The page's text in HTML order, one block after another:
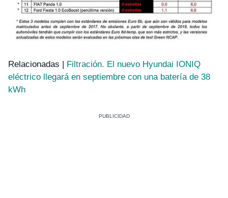
Relacionadas | Filtración. El nuevo Hyundai IONIQ
eléctrico llegará en septiembre con una batería de 38
kWh